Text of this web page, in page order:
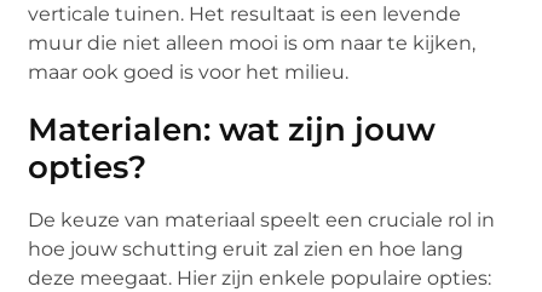
verticale tuinen. Het resultaat is een levende
muur die niet alleen mooi is om naar te kijken,
maar ook goed is voor het milieu.
Materialen: wat zijn jouw
opties?
De keuze van materiaal speelt een cruciale rol in
hoe jouw schutting eruit zal zien en hoe lang
deze meegaat. Hier zijn enkele populaire opties: